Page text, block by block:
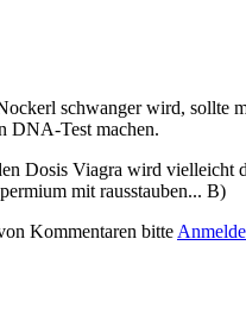
schwanger wird, sollte
DNA-Test machen.
Dosis Viagra wird vielleicht
mit rausstauben... B)
Kommentaren bitte